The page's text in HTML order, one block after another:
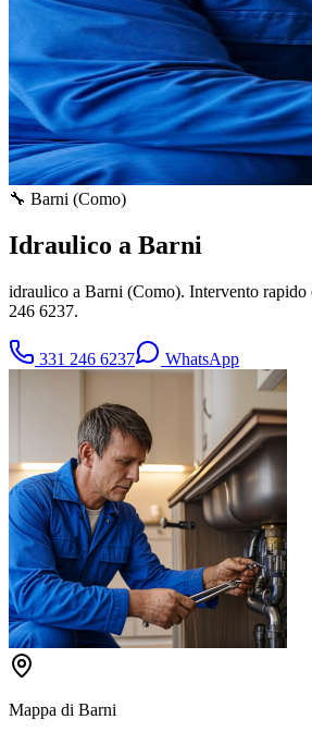
🔧 Barni (Como)
Idraulico a Barni
idraulico a Barni (Como). Intervento rapido
246 6237.
331 246 6237 WhatsApp
Mappa di Barni